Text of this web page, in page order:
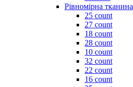
Рівномірна тканина
25 count
27 count
18 count
28 count
10 count
32 count
22 count
16 count